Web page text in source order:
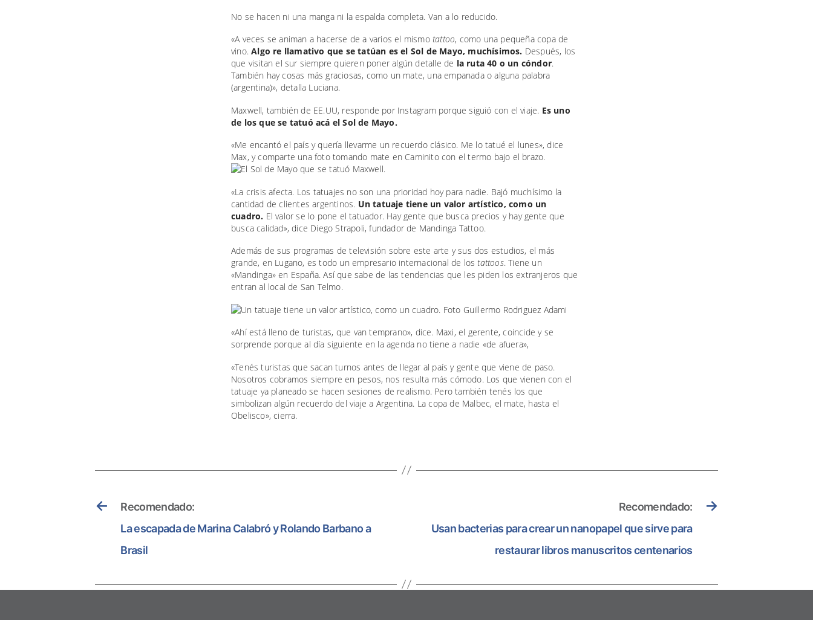
No se hacen ni una manga ni la espalda completa. Van a lo reducido.
«A veces se animan a hacerse de a varios el mismo tattoo, como una pequeña copa de
vino.Algo re llamativo que se tatúan es el Sol de Mayo, muchísimos. Después, los
que visitan el sur siempre quieren poner algún detalle de la ruta 40 o un cóndor.
También hay cosas más graciosas, como un mate, una empanada o alguna palabra
(argentina)», detalla Luciana.
Maxwell, también de EE.UU, responde por Instagram porque siguió con el viaje. Es uno
de los que se tatuó acá el Sol de Mayo.
«Me encantó el país y quería llevarme un recuerdo clásico. Me lo tatué el lunes», dice
Max, y comparte una foto tomando mate en Caminito con el termo bajo el brazo.
«La crisis afecta. Los tatuajes no son una prioridad hoy para nadie. Bajó muchísimo la
cantidad de clientes argentinos. Un tatuaje tiene un valor artístico, como un
cuadro. El valor se lo pone el tatuador. Hay gente que busca precios y hay gente que
busca calidad», dice Diego Strapoli, fundador de Mandinga Tattoo.
Además de sus programas de televisión sobre este arte y sus dos estudios, el más
grande, en Lugano, es todo un empresario internacional de los tattoos. Tiene un
«Mandinga» en España. Así que sabe de las tendencias que les piden los extranjeros que
entran al local de San Telmo.
«Ahí está lleno de turistas, que van temprano», dice. Maxi, el gerente, coincide y se
sorprende porque al día siguiente en la agenda no tiene a nadie «de afuera»,
«Tenés turistas que sacan turnos antes de llegar al país y gente que viene de paso.
Nosotros cobramos siempre en pesos, nos resulta más cómodo. Los que vienen con el
tatuaje ya planeado se hacen sesiones de realismo. Pero también tenés los que
simbolizan algún recuerdo del viaje a Argentina. La copa de Malbec, el mate, hasta el
Obelisco», cierra.
←
Recomendado:
La escapada de Marina Calabró y Rolando Barbano a
Brasil
→
Recomendado:
Usan bacterias para crear un nanopapel que sirve para
restaurar libros manuscritos centenarios